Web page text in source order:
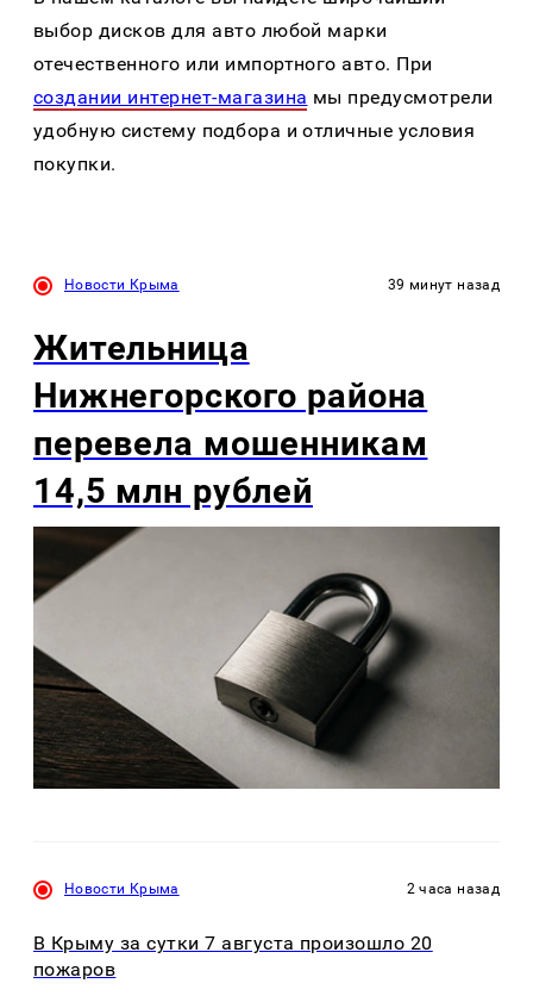
выбор дисков для авто любой марки
отечественного или импортного авто. При
создании интернет-магазина мы предусмотрели
удобную систему подбора и отличные условия
покупки.
Новости Крыма 39 минут назад
Жительница
Нижнегорского района
перевела мошенникам
14,5 млн рублей
Новости Крыма 2 часа назад
В Крыму за сутки 7 августа произошло 20
пожаров